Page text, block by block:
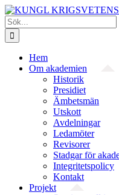
Fortsätt
till
innehållet
Sök
efter:
Hem
Om akademien
Historik
Presidiet
Ämbetsmän
Utskott
Avdelningar
Ledamöter
Revisorer
Stadgar för
Integritetspolicy
Kontakt
Projekt